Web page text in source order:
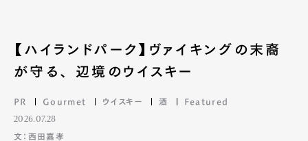
【ハイランドパーク】ヴァイキングの末裔
が守る、 辺境のウイスキー
PR Gourmet ウイスキー 酒 Featured
2026.07.28
文：西田嘉孝